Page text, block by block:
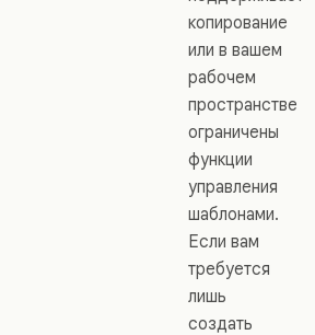
копирование
или в вашем
рабочем
пространстве
ограничены
функции
управления
шаблонами.
Если вам
требуется
лишь
создать